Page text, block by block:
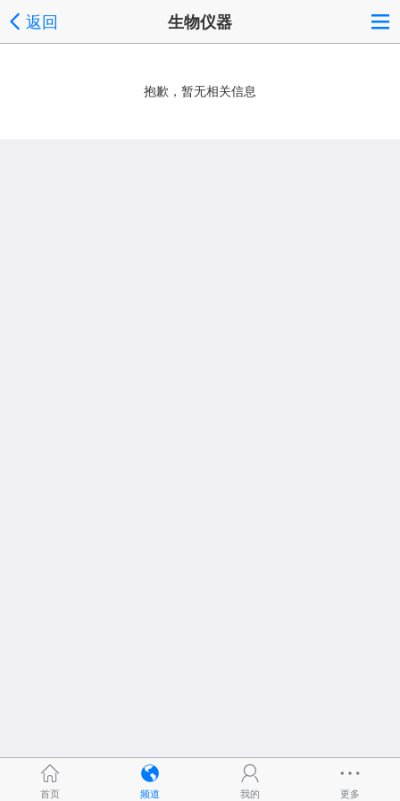
返回 生物仪器
抱歉，暂无相关信息
首页 频道 我的 更多